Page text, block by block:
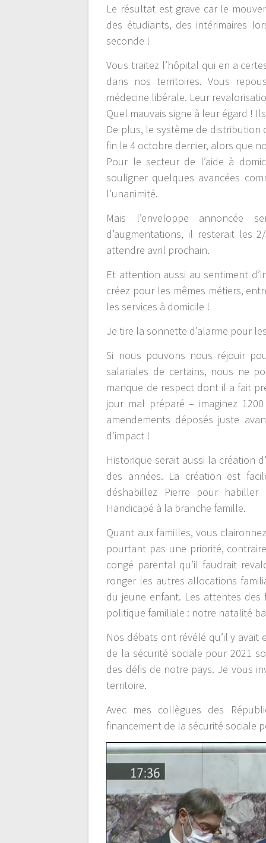
Le résultat est grave car le
des étudiants, des intérimaires
seconde !
Vous traitez l’hôpital qui en a
dans nos territoires. Vous
médecine libérale. Leur
Quel mauvais signe à leur égard !
De plus, le système de
fin le 4 octobre dernier, alors que
Pour le secteur de l’aide à
souligner quelques avancées
l’unanimité.
Mais l’enveloppe annoncée
d’augmentations, il resterait les
attendre avril prochain.
Et attention aussi au sentiment
créez pour les mêmes métiers,
les services à domicile !
Je tire la sonnette d’alarme pour
Si nous pouvons nous réjouir
salariales de certains, nous ne
manque de respect dont il a fait
jour mal préparé – imaginez
amendements déposés juste
d’impact !
Historique serait aussi la création
des années. La création est
déshabillez Pierre pour habiller
Handicapé à la branche famille.
Quant aux familles, vous
pourtant pas une priorité,
congé parental qu’il faudrait
ronger les autres allocations
du jeune enfant. Les attentes des
politique familiale : notre natalité
Nos débats ont révélé qu’il y
de la sécurité sociale pour 2021
des défis de notre pays. Je vous
territoire.
Avec mes collègues des
financement de la sécurité sociale
Lecteur
vidéo